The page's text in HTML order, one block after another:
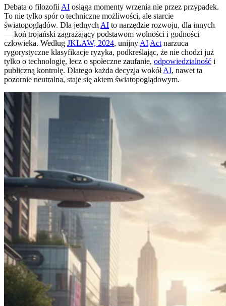
Debata o filozofii AI osiąga momenty wrzenia nie przez przypadek.
To nie tylko spór o techniczne możliwości, ale starcie
światopoglądów. Dla jednych AI to narzędzie rozwoju, dla innych
— koń trojański zagrażający podstawom wolności i godności
człowieka. Według JKLAW, 2024, unijny AI Act narzuca
rygorystyczne klasyfikacje ryzyka, podkreślając, że nie chodzi już
tylko o technologię, lecz o społeczne zaufanie, odpowiedzialność i
publiczną kontrolę. Dlatego każda decyzja wokółAI, nawet ta
pozornie neutralna, staje się aktem światopoglądowym.